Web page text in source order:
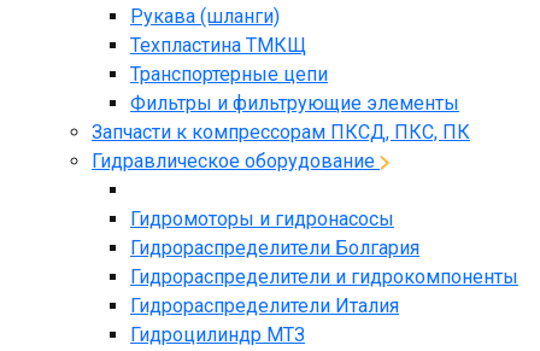
Рукава (шланги)
Техпластина ТМКЩ
Транспортерные цепи
Фильтры и фильтрующие элементы
Запчасти к компрессорам ПКСД, ПКС, ПК
Гидравлическое оборудование
Гидромоторы и гидронасосы
Гидрораспределители Болгария
Гидрораспределители и гидрокомпоненты
Гидрораспределители Италия
Гидроцилиндр МТЗ